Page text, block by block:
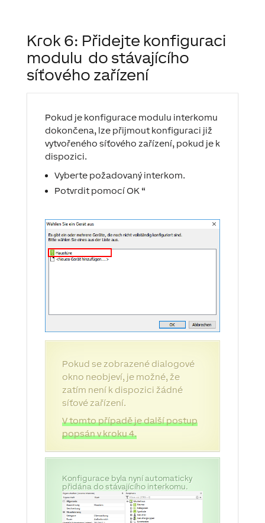
Krok 6: Přidejte konfiguraci
modulu do stávajícího
síťového zařízení
Pokud je konfigurace modulu interkomu
dokončena, lze přijmout konfiguraci již
vytvořeného síťového zařízení, pokud je k
dispozici.
Vyberte požadovaný interkom.
Potvrdit pomocí OK “
Pokud se zobrazené dialogové
okno neobjeví, je možné, že
zatím není k dispozici žádné
síťové zařízení.
V tomto případě je další postup
popsán v kroku 4.
Konfigurace byla nyní automaticky
přidána do stávajícího interkomu.